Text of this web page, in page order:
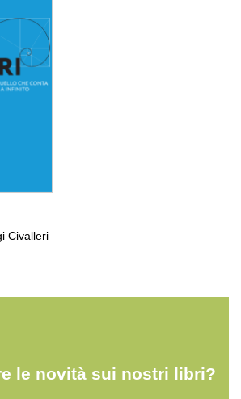
Civalleri
le novità sui nostri libri?